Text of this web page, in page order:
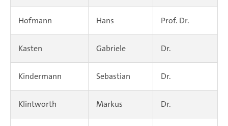
Hofmann Hans Prof. Dr.
Kasten Gabriele Dr.
Kindermann Sebastian Dr.
Klintworth Markus Dr.